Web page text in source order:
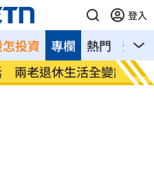
登入
投資 熱門 影音
專欄
活全變調
記憶
襲